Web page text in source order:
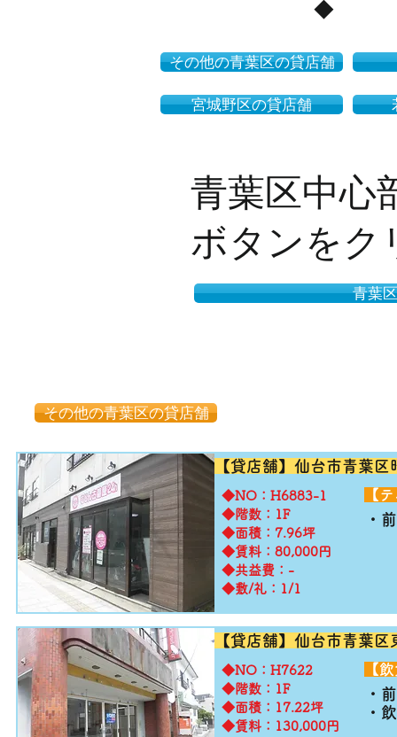
◆
その他の青葉区の貸店舗
宮城野区の貸店舗
青葉区中心
ボタンをク
青葉
その他の青葉区の貸店舗
【貸店舗】仙台市青葉
​◆NO：H6883-1
◆階数：1F
◆面積：7.96坪
◆賃料：80,000円
◆共益費：-
◆敷/礼：1/1
・
【
【貸店舗】仙台市青葉
​◆NO：H7622
◆階数：1F
◆面積：17.22坪
◆賃料：130,000円
・
・
【